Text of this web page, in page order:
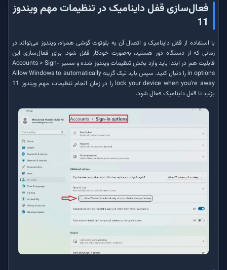
فعال‌سازی قفل داینامیک در تنظیمات مهم ویندوز
11
با استفاده از قفل داینامیک و اتصال آن به بلوتوث گوشی همراه، ویندوز می‌تواند در
زمانی که از دستگاه دور هستید، به‌صورت خودکار قفل شود. برای فعال‌سازی این
قابلیت هم در ابتدا باید وارد بخش تنظیمات ویندوز شده و مسیر Accounts > Sign-
in options را دنبال کنید. سپس باید تیک گزینه‌ Allow Windows to automatically
lock your device when you're away را در زمان انجام تنظیمات مهم ویندوز 11
بزنید تا قفل داینامیک فعال شود.